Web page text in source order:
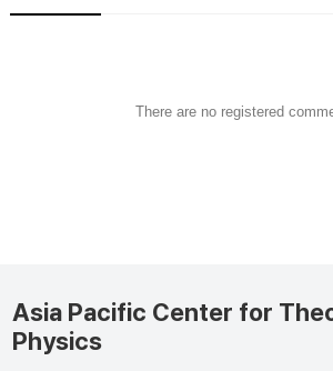
There are no registered
Asia Pacific Center for
Physics